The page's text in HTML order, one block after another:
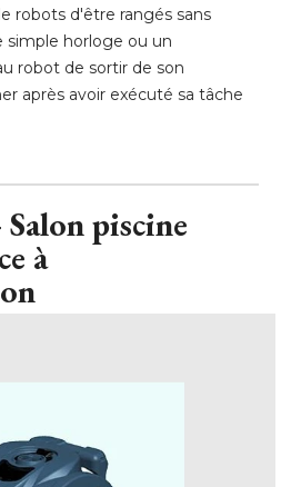
robots d'être rangés sans
simple horloge ou un
robot de sortir de son
après avoir exécuté sa tâche
piscine
à